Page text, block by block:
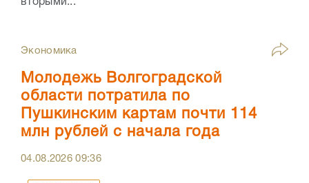
Экономика
Молодежь Волгоградской
области потратила по
Пушкинским картам почти 114
млн рублей с начала года
04.08.202609:36